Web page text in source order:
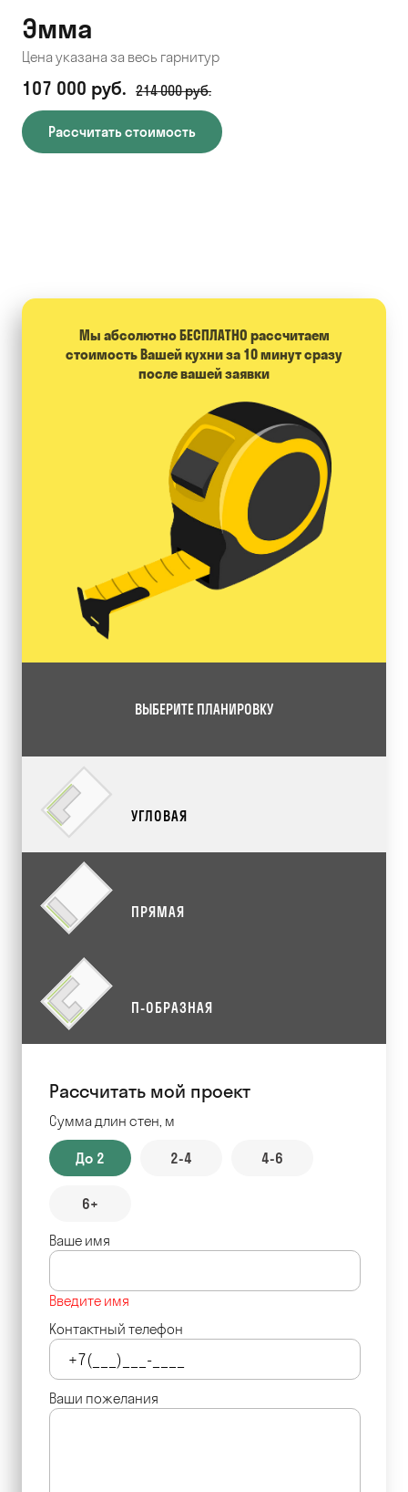
Эмма
Цена указана за весь гарнитур
107 000 руб. 214 000 руб.
Рассчитать стоимость
Мы абсолютно БЕСПЛАТНО расcчитаем
стоимость Вашей кухни за 10 минут сразу
после вашей заявки
ВЫБЕРИТЕ ПЛАНИРОВКУ
УГЛОВАЯ
ПРЯМАЯ
П-ОБРАЗНАЯ
Рассчитать мой проект
Сумма длин стен, м
До 2 2-4 4-6
6+
Ваше имя
Введите имя
Контактный телефон
Ваши пожелания